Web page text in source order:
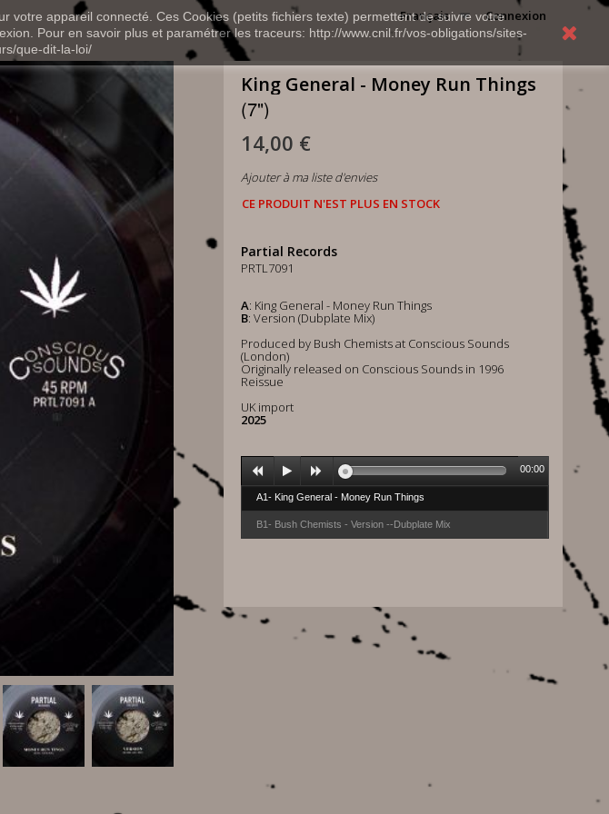
votre appareil connecté. Ces Cookies (petits fichiers texte) permettent de suivre votre
Pour en savoir plus et paramétrer les traceurs: http://www.cnil.fr/vos-obligations/sites-
que-dit-la-loi/
Connexion
Français
King General - Money Run Things
(7")
14,00 €
Ajouter à ma liste d'envies
CE PRODUIT N'EST PLUS EN STOCK
Partial Records
PRTL7091
A: King General - Money Run Things
B: Version (Dubplate Mix)
Produced by Bush Chemists at Conscious Sounds
(London)
Originally released on Conscious Sounds in 1996
Reissue
UK import
2025
A1- King General - Money Run Things
B1- Bush Chemists - Version --Dubplate Mix
00:00